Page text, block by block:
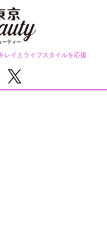
イとライフスタイルを応援